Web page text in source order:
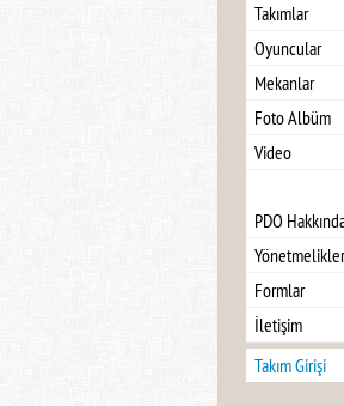
Takımlar
Oyuncular
Mekanlar
Foto Albüm
Video
PDO
Yönetmelikler
Formlar
İletişim
Takım Girişi